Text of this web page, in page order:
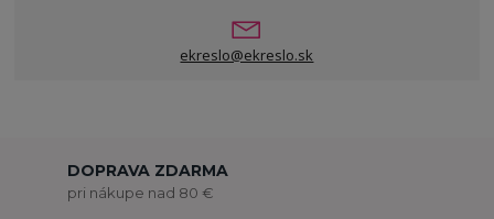
ekreslo@ekreslo.sk
DOPRAVA ZDARMA
pri nákupe nad 80 €